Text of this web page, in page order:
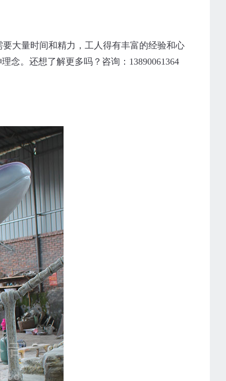
大量时间和精力，工人得有丰富的经验和心
念。还想了解更多吗？咨询：13890061364